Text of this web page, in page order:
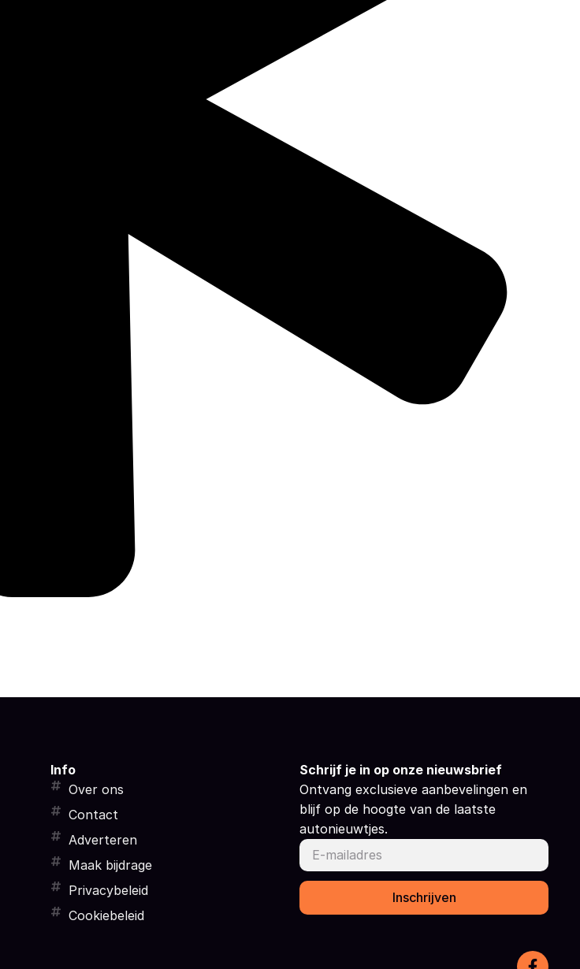
Info
Over ons
Contact
Adverteren
Maak bijdrage
Privacybeleid
Cookiebeleid
Schrijf je in op onze nieuwsbrief
Ontvang exclusieve aanbevelingen en
blijf op de hoogte van de laatste
autonieuwtjes.
Inschrijven